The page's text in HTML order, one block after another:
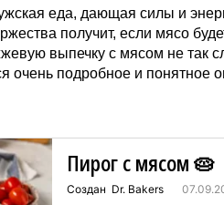
еда, дающая силы и
получит, если мясо
выпечку с мясом не так
очень подробное и понятное
Пирог с мясом 🥧
Создан Dr. Bakers